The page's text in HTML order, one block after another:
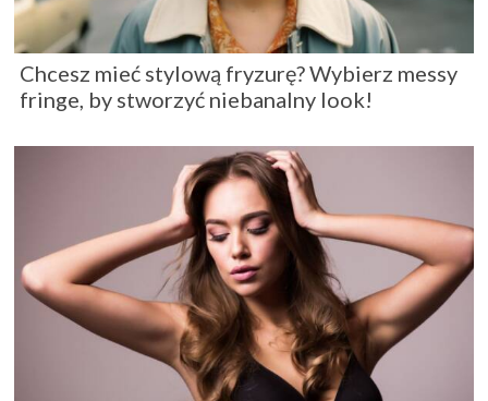
Chcesz mieć stylową fryzurę? Wybierz messy
fringe, by stworzyć niebanalny look!